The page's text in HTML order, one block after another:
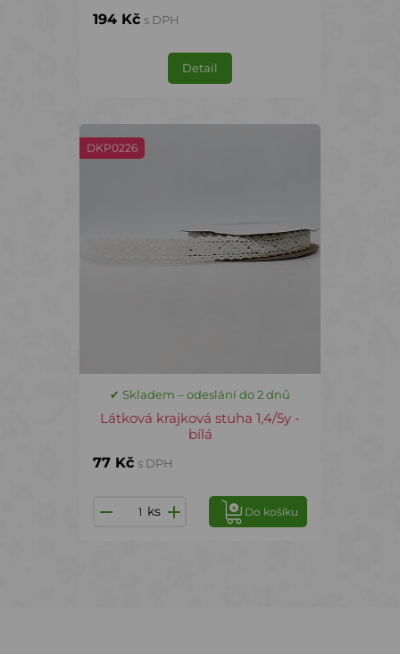
194 Kč s DPH
Detail
DKP0226
✔ Skladem – odeslání do 2 dnů
Látková krajková stuha 1,4/5y -
bílá
77 Kč s DPH
ks Do košíku